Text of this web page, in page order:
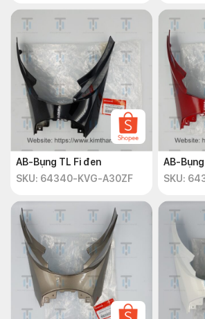
AB-Bụng TL Fi đen
SKU: 64340-KVG-A30ZF
AB-
SKU: